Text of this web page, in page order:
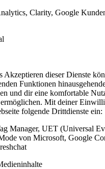
Clarity, Google
Akzeptieren dieser Dienste
Funktionen
und dir eine komfortable
ermöglichen. Mit deiner
folgende Drittdienste ein:
Manager, UET (Universal
von Microsoft, Google